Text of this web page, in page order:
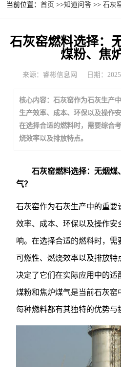
当前位置：首页 >>知道问答 >>石灰
石灰窑燃料选择：
煤粉、焦
来源：睿彬信息网 日期：
核心内容：石灰窑作为石灰生产
生产效率、成本、环保以及操作
在选择合适的燃料时，需要综合
烧效率以及排放特点。
石灰窑燃料选择：无烟煤
气？
石灰窑作为石灰生产中的重要
效率、成本、环保以及操作安
响。在选择合适的燃料时，需
可燃性、燃烧效率以及排放特
决定了它们在实际应用中的适
煤粉和焦炉煤气是当前石灰窑
每种燃料都有其独特的优势与